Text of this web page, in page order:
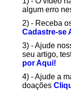
algum erro
2) - Receba
Cadastre-se
3) - Ajude
seu artigo,
por Aqui!
4) - Ajude a
doações